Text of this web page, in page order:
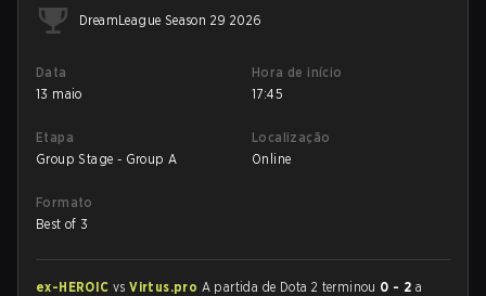
DreamLeague Season 29 2026
Data
13 maio
Hora de início
17:45
Etapa
Group Stage - Group A
Localização
Online
Formato
Best of 3
ex-HEROIC vsVirtus.pro A partida de Dota 2 terminou 0 - 2 a